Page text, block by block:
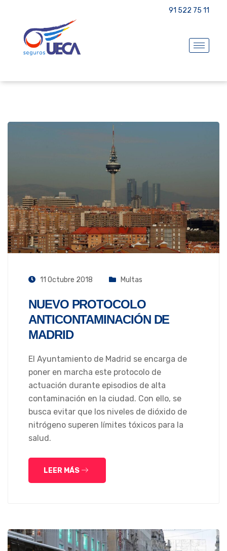
91 522 75 11
11 Octubre 2018 Multas
NUEVO PROTOCOLO
ANTICONTAMINACIÓN DE
MADRID
El Ayuntamiento de Madrid se encarga de
poner en marcha este protocolo de
actuación durante episodios de alta
contaminación en la ciudad. Con ello, se
busca evitar que los niveles de dióxido de
nitrógeno superen límites tóxicos para la
salud.
LEER MÁS